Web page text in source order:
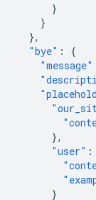
}
}
},
"bye" :
{
"message"
},
"user" :
}